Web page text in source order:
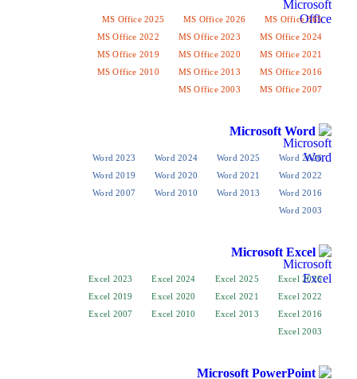
MS Office 2026
MS Office 2025
MS Office 2023
MS Office 2022
MS Office 2020
MS Office 2019
MS Office 2013
MS Office 2010
MS Office 2003
Word 2025
Word 2024
Word 2023
Word 2021
Word 2020
Word 2019
Word 2013
Word 2010
Word 2007
Excel 2025
Excel 2024
Excel 2023
Excel 2021
Excel 2020
Excel 2019
Excel 2013
Excel 2010
Excel 2007
Microsoft